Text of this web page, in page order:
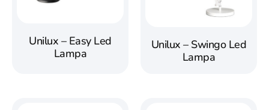
Unilux – Easy Led
Lampa
Unilux – Swingo Led
Lampa